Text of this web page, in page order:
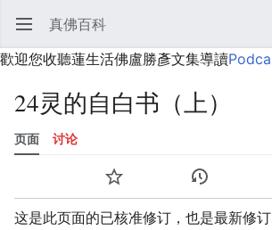
打开主菜单 真佛百科
歡迎您收聽蓮生活佛盧勝彥文集導讀
24灵的自白书（上）
页面 讨论
监视 历史
这是此页面的已核准修订，也是最新修订